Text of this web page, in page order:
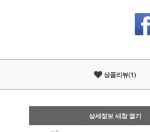
상품리뷰(1)
상세정보 새창 열기